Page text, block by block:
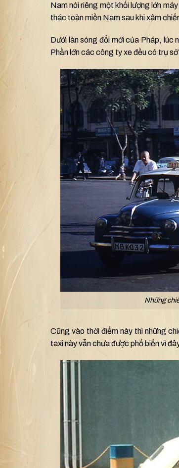
Nam nói riêng một khối lượng lớn
thác toàn miền Nam sau khi xâm
Dưới làn sóng đổi mới của Pháp, lúc
Phần lớn các công ty xe đều có trụ
Những
Cũng vào thời điểm này thì những
taxi này vẫn chưa được phổ biến vì